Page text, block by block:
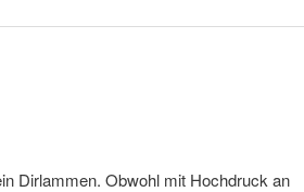
Dirlammen. Obwohl mit Hochdruck an